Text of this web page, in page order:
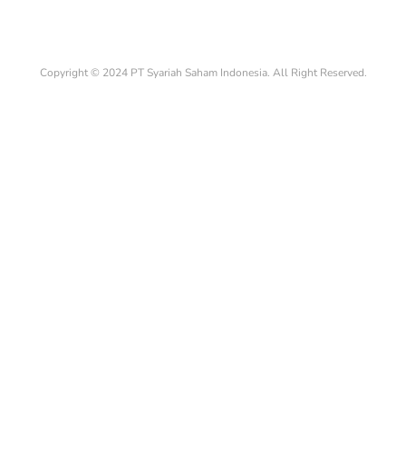
Copyright © 2024 PT Syariah Saham Indonesia. All Right Reserved.